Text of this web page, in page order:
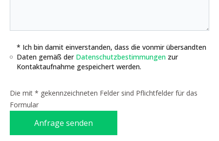
* Ich bin damit einverstanden, dass die vonmir übersandten
Daten gemäß der Datenschutzbestimmungen zur
Kontaktaufnahme gespeichert werden.
Die mit * gekennzeichneten Felder sind Pflichtfelder für das
Formular
Anfrage senden